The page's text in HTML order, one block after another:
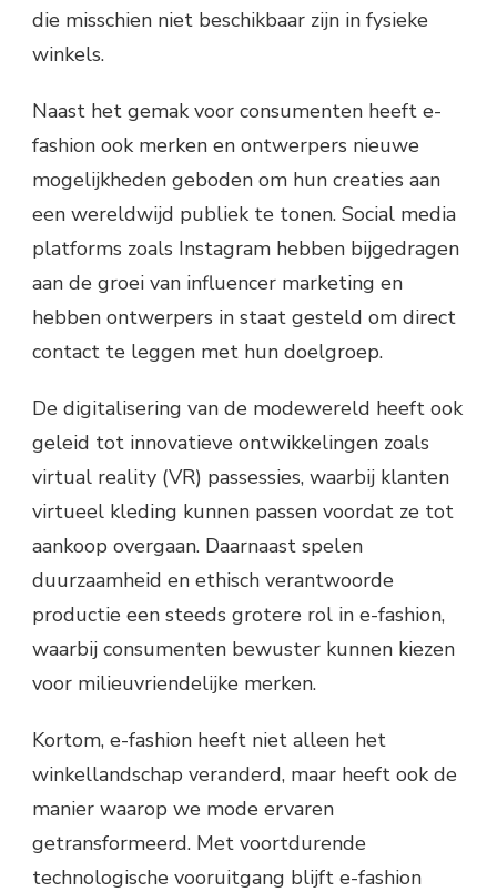
die misschien niet beschikbaar zijn in fysieke
winkels.
Naast het gemak voor consumenten heeft e-
fashion ook merken en ontwerpers nieuwe
mogelijkheden geboden om hun creaties aan
een wereldwijd publiek te tonen. Social media
platforms zoals Instagram hebben bijgedragen
aan de groei van influencer marketing en
hebben ontwerpers in staat gesteld om direct
contact te leggen met hun doelgroep.
De digitalisering van de modewereld heeft ook
geleid tot innovatieve ontwikkelingen zoals
virtual reality (VR) passessies, waarbij klanten
virtueel kleding kunnen passen voordat ze tot
aankoop overgaan. Daarnaast spelen
duurzaamheid en ethisch verantwoorde
productie een steeds grotere rol in e-fashion,
waarbij consumenten bewuster kunnen kiezen
voor milieuvriendelijke merken.
Kortom, e-fashion heeft niet alleen het
winkellandschap veranderd, maar heeft ook de
manier waarop we mode ervaren
getransformeerd. Met voortdurende
technologische vooruitgang blijft e-fashion